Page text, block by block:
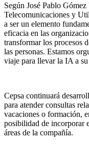
Según José Pablo
Telecomunicaciones y
a ser un elemento
eficacia en las
transformar los procesos
las personas. Estamos
viaje para llevar la IA a
Cepsa continuará
para atender consultas
vacaciones o formación,
posibilidad de incorporar
áreas de la compañía.